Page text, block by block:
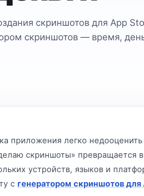
скриншотов для App
скриншотов — время,
приложения легко
скриншоты» превращается
устройств, языков и
с генератором скриншотов для